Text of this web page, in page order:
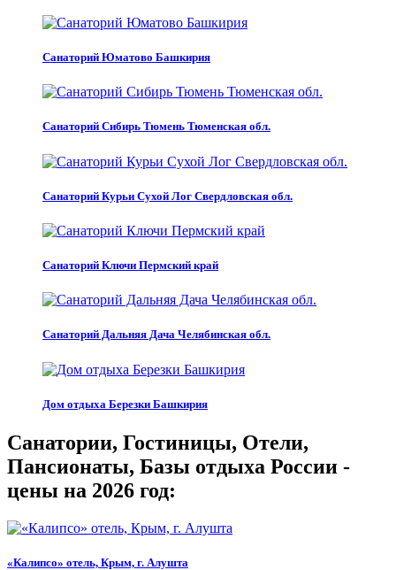
Санаторий Юматово Башкирия
Санаторий Сибирь Тюмень Тюменская обл.
Санаторий Курьи Сухой Лог Свердловская обл.
Санаторий Ключи Пермский край
Санаторий Дальняя Дача Челябинская обл.
Дом отдыха Березки Башкирия
Санатории, Гостиницы, Отели,
Пансионаты, Базы отдыха России -
цены на 2026 год:
«Калипсо» отель, Крым, г. Алушта